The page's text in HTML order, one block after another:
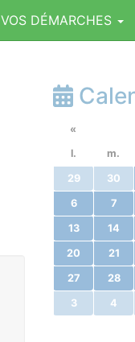
VOS DÉMARCHES
«
l.
m.
29 30
6 7
13 14
20 21
27 28
3 4